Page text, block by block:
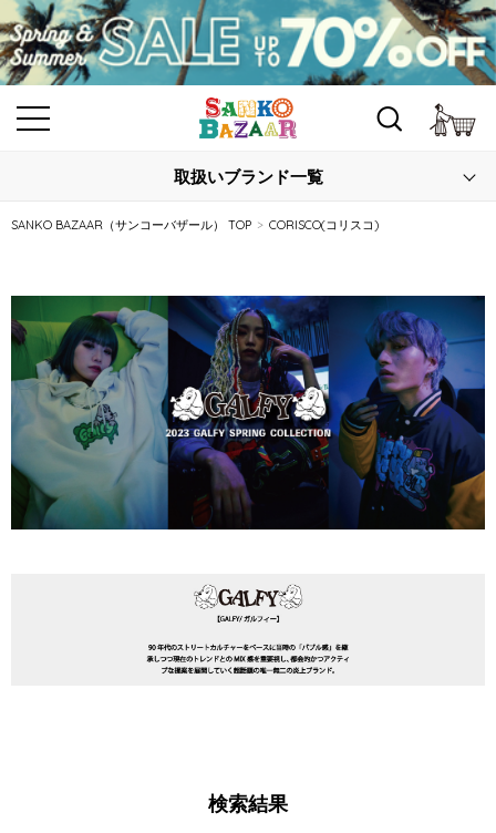
取扱いブランド一覧
SANKO BAZAAR（サンコーバザール） TOP CORISCO(コリスコ)
検索結果